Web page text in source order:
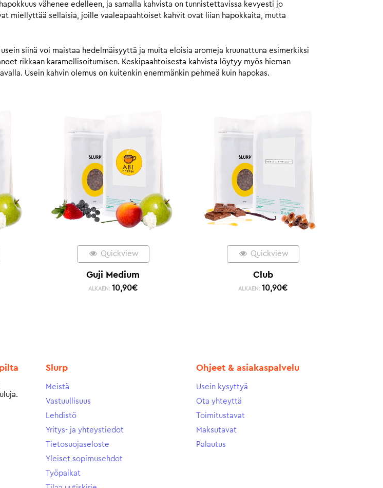
vähenee edelleen, ja samalla kahvista on tunnistettavissa kevyesti jo
miellyttää sellaisia, joille vaaleapaahtoiset kahvit ovat liian hapokkaita, mutta
siinä voi maistaa hedelmäisyyttä ja muita eloisia aromeja kruunattuna esimerkiksi
rikkaan karamellisoitumisen. Keskipaahtoisesta kahvista löytyy myös hieman
Usein kahvin olemus on kuitenkin enemmänkin pehmeä kuin hapokas.
Quickview
Guji Medium
ALKAEN: 10,90€
Quickview
Club
ALKAEN: 10,90€
Slurp
Meistä
Vastuullisuus
Lehdistö
Yritys- ja yhteystiedot
Tietosuojaseloste
Yleiset sopimusehdot
Työpaikat
Ohjeet & asiakaspalvelu
Usein kysyttyä
Ota yhteyttä
Toimitustavat
Maksutavat
Palautus